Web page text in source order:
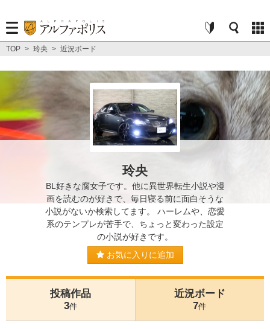
TOP > 玲央 > 近況ボード
玲央
BL好きな腐女子です。他に異世界転生小説や漫
画を読むのが好きで、毎日寝る前に面白そうな
小説がないか検索してます。 ハーレムや、恋愛
系のテンプレが苦手で、ちょっと変わった設定
の小説が好きです。
お気に入りに追加
投稿作品
3件
近況ボード
7件